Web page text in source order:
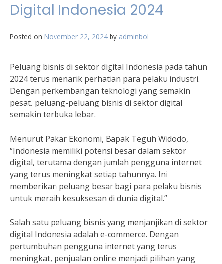
Digital Indonesia 2024
Posted on November 22, 2024 by adminbol
Peluang bisnis di sektor digital Indonesia pada tahun
2024 terus menarik perhatian para pelaku industri.
Dengan perkembangan teknologi yang semakin
pesat, peluang-peluang bisnis di sektor digital
semakin terbuka lebar.
Menurut Pakar Ekonomi, Bapak Teguh Widodo,
“Indonesia memiliki potensi besar dalam sektor
digital, terutama dengan jumlah pengguna internet
yang terus meningkat setiap tahunnya. Ini
memberikan peluang besar bagi para pelaku bisnis
untuk meraih kesuksesan di dunia digital.”
Salah satu peluang bisnis yang menjanjikan di sektor
digital Indonesia adalah e-commerce. Dengan
pertumbuhan pengguna internet yang terus
meningkat, penjualan online menjadi pilihan yang